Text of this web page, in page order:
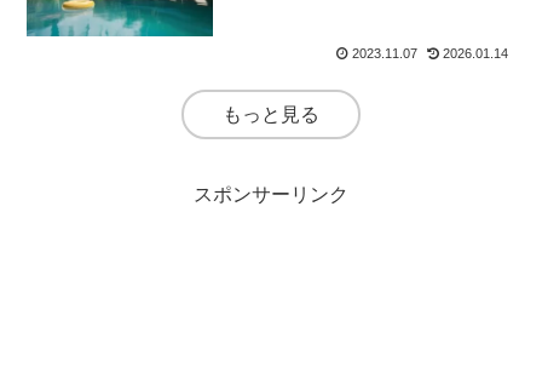
2023.11.07 2026.01.14
もっと見る
スポンサーリンク